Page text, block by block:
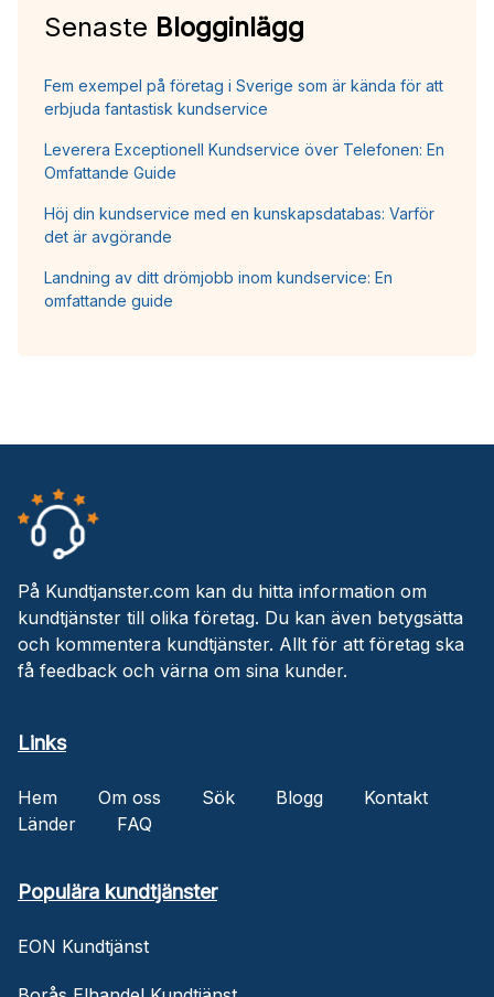
Senaste Blogginlägg
Fem exempel på företag i Sverige som är kända för att
erbjuda fantastisk kundservice
Leverera Exceptionell Kundservice över Telefonen: En
Omfattande Guide
Höj din kundservice med en kunskapsdatabas: Varför
det är avgörande
Landning av ditt drömjobb inom kundservice: En
omfattande guide
På Kundtjanster.com kan du hitta information om
kundtjänster till olika företag. Du kan även betygsätta
och kommentera kundtjänster. Allt för att företag ska
få feedback och värna om sina kunder.
Links
Hem Om oss Sök Blogg
Kontakt
Länder
FAQ
Populära kundtjänster
EON Kundtjänst